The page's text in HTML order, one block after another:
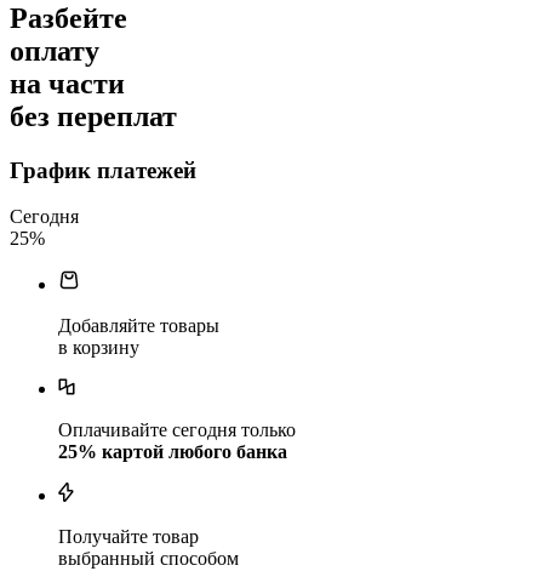
Разбейте
оплату
на части
без переплат
График платежей
Сегодня
25%
Добавляйте товары
в корзину
Оплачивайте сегодня только
25% картой любого банка
Получайте товар
выбранный способом